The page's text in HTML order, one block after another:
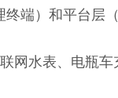
端）和平台层
水表、电瓶车